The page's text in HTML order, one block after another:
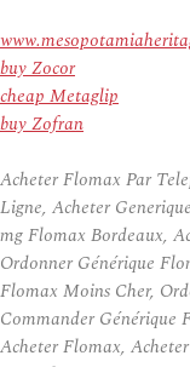
buy Zocor
cheap Metaglip
buy Zofran
Acheter Flomax Par
Ligne, Acheter
mg Flomax Bordeaux,
Ordonner Générique
Flomax Moins Cher,
Commander Générique
Acheter Flomax,